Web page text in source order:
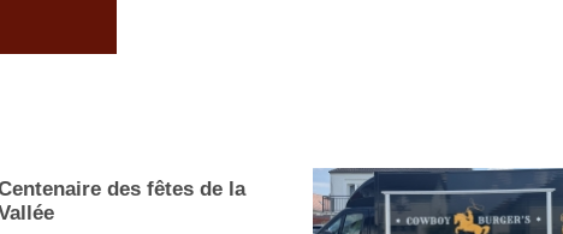
des fêtes de la